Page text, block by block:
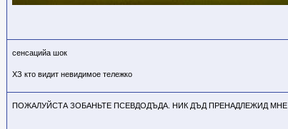
сенсацийа шок
ХЗ кто видит невидимое тележко
ПОЖАЛУЙСТА ЗОБАНЬТЕ ПСЕВДОДЪДА. НИК ДЪД ПРЕНАДЛЕЖИД МНЕ